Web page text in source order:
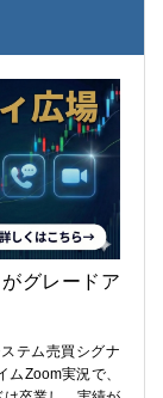
グレードア
テム売買シグナ
Zoom実況で、